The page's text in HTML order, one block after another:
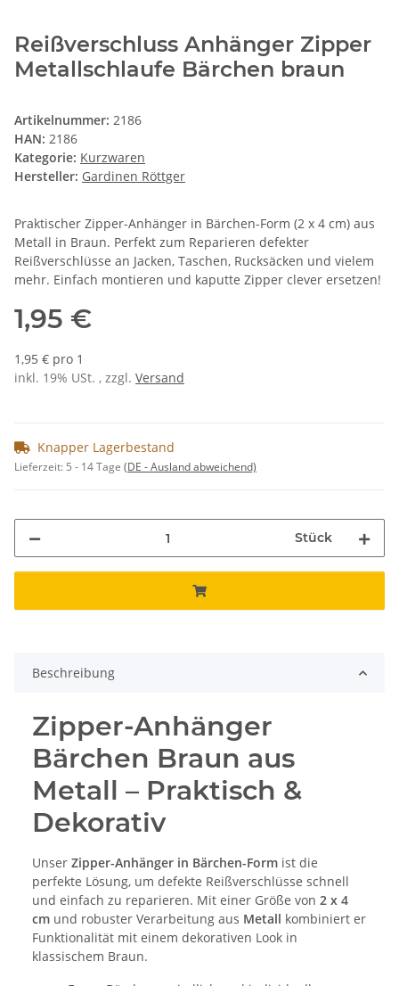
Reißverschluss Anhänger Zipper
Metallschlaufe Bärchen braun
Artikelnummer: 2186
HAN: 2186
Kategorie: Kurzwaren
Hersteller: Gardinen Röttger
Praktischer Zipper-Anhänger in Bärchen-Form (2 x 4 cm) aus
Metall in Braun. Perfekt zum Reparieren defekter
Reißverschlüsse an Jacken, Taschen, Rucksäcken und vielem
mehr. Einfach montieren und kaputte Zipper clever ersetzen!
1,95 €
1,95 € pro 1
inkl. 19% USt. , zzgl. Versand
Knapper Lagerbestand
Lieferzeit: 5 - 14 Tage (DE - Ausland abweichend)
Stück
Beschreibung
Zipper-Anhänger
Bärchen Braun aus
Metall – Praktisch &
Dekorativ
Unser Zipper-Anhänger in Bärchen-Form ist die
perfekte Lösung, um defekte Reißverschlüsse schnell
und einfach zu reparieren. Mit einer Größe von 2 x 4
cm und robuster Verarbeitung aus Metall kombiniert er
Funktionalität mit einem dekorativen Look in
klassischem Braun.